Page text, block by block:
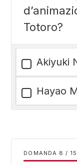
Totoro?
Akiyuki
Hayao
DOMANDA / 15